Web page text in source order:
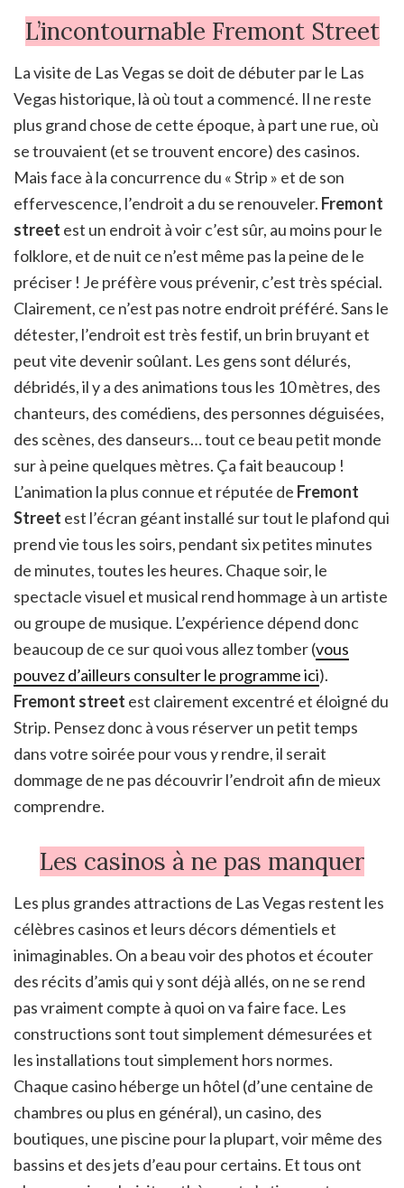
L’incontournable Fremont Street
La visite de Las Vegas se doit de débuter par le Las
Vegas historique, là où tout a commencé. Il ne reste
plus grand chose de cette époque, à part une rue, où
se trouvaient (et se trouvent encore) des casinos.
Mais face à la concurrence du « Strip » et de son
effervescence, l’endroit a du se renouveler. Fremont
street est un endroit à voir c’est sûr, au moins pour le
folklore, et de nuit ce n’est même pas la peine de le
préciser ! Je préfère vous prévenir, c’est très spécial.
Clairement, ce n’est pas notre endroit préféré. Sans le
détester, l’endroit est très festif, un brin bruyant et
peut vite devenir soûlant. Les gens sont délurés,
débridés, il y a des animations tous les 10 mètres, des
chanteurs, des comédiens, des personnes déguisées,
des scènes, des danseurs… tout ce beau petit monde
sur à peine quelques mètres. Ça fait beaucoup !
L’animation la plus connue et réputée de Fremont
Street est l’écran géant installé sur tout le plafond qui
prend vie tous les soirs, pendant six petites minutes
de minutes, toutes les heures. Chaque soir, le
spectacle visuel et musical rend hommage à un artiste
ou groupe de musique. L’expérience dépend donc
beaucoup de ce sur quoi vous allez tomber (vous
pouvez d’ailleurs consulter le programme ici).
Fremont street est clairement excentré et éloigné du
Strip. Pensez donc à vous réserver un petit temps
dans votre soirée pour vous y rendre, il serait
dommage de ne pas découvrir l’endroit afin de mieux
comprendre.
Les casinos à ne pas manquer
Les plus grandes attractions de Las Vegas restent les
célèbres casinos et leurs décors démentiels et
inimaginables. On a beau voir des photos et écouter
des récits d’amis qui y sont déjà allés, on ne se rend
pas vraiment compte à quoi on va faire face. Les
constructions sont tout simplement démesurées et
les installations tout simplement hors normes.
Chaque casino héberge un hôtel (d’une centaine de
chambres ou plus en général), un casino, des
boutiques, une piscine pour la plupart, voir même des
bassins et des jets d’eau pour certains. Et tous ont